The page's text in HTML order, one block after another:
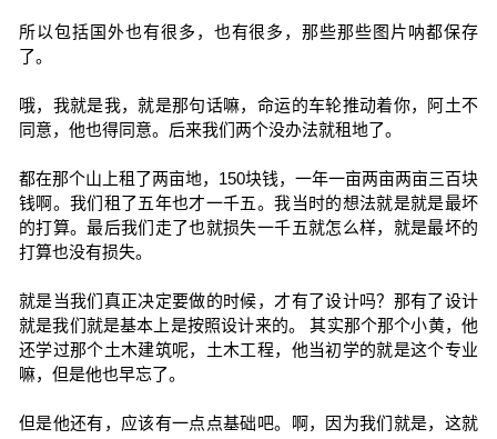
所以包括国外也有很多，也有很多，那些那些图片呐都保存
了。
哦，我就是我，就是那句话嘛，命运的车轮推动着你，阿土不
同意，他也得同意。后来我们两个没办法就租地了。
都在那个山上租了两亩地，150块钱，一年一亩两亩两亩三百块
钱啊。我们租了五年也才一千五。我当时的想法就是就是最坏
的打算。最后我们走了也就损失一千五就怎么样，就是最坏的
打算也没有损失。
就是当我们真正决定要做的时候，才有了设计吗？那有了设计
就是我们就是基本上是按照设计来的。 其实那个那个小黄，他
还学过那个土木建筑呢，土木工程，他当初学的就是这个专业
嘛，但是他也早忘了。
但是他还有，应该有一点点基础吧。啊，因为我们就是，这就